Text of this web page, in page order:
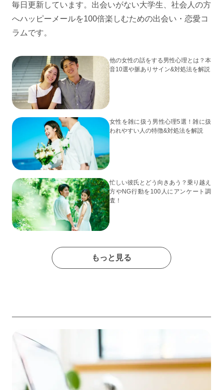
毎日更新しています。出会いがない大学生、社会人の方
へハッピーメールを100倍楽しむための出会い・恋愛コ
ラムです。
他の女性の話をする男性心理とは？本
音10選や脈ありサイン&対処法を解説
女性を雑に扱う男性心理5選！雑に扱
われやすい人の特徴&対処法を解説
忙しい彼氏とどう向きあう？乗り越え
方やNG行動を100人にアンケート調
査！
もっと見る